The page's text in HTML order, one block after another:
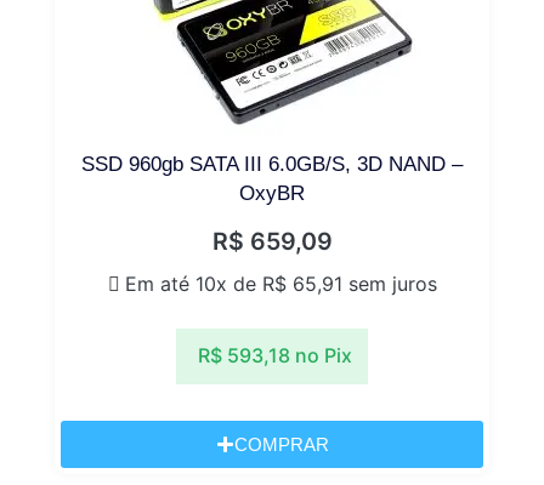
SSD 960gb SATA III 6.0GB/S, 3D NAND –
OxyBR
R$ 659,09
Em até 10x de R$65,91 sem juros
R$593,18 no Pix
COMPRAR